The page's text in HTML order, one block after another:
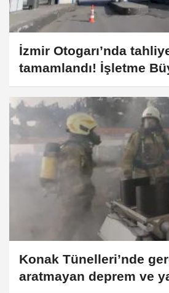
İzmir Otogarı’nda
tamamlandı! İşletme
geçiyor
Konak Tünelleri’nde
aratmayan deprem ve